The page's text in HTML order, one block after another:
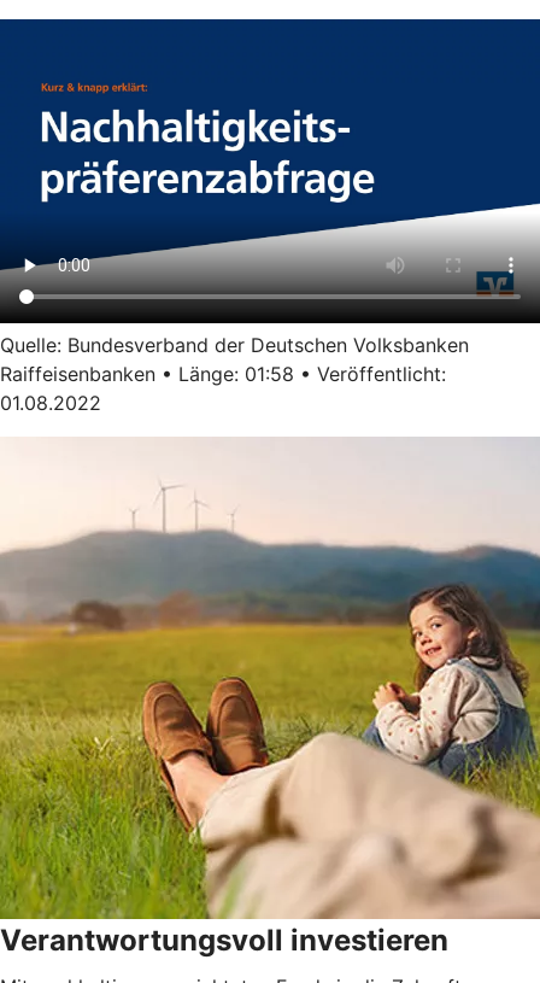
Quelle: Bundesverband der Deutschen Volksbanken
Raiffeisenbanken • Länge: 01:58 • Veröffentlicht:
01.08.2022
Verantwortungsvoll investieren